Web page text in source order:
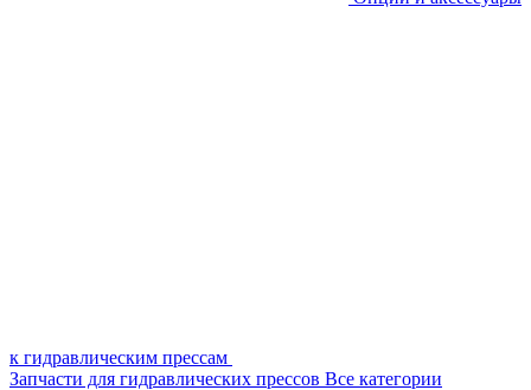
к гидравлическим прессам
Запчасти для гидравлических прессов Все категории